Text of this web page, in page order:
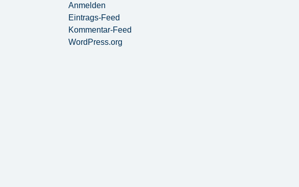
Anmelden
Eintrags-Feed
Kommentar-Feed
WordPress.org